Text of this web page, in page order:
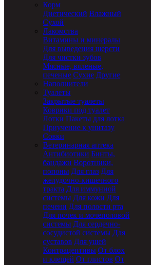
Корм
Диетический Влажный
Сухой
Лакомства
Витамины и минералы
Для выведения шерсти
Для чистки зубов
Мясные, вяленые,
печеные Сухие Другие
Наполнители
Туалеты
Закрытые туалеты
Коврики под туалет
Лотки Пакеты для лотка
Приучение к унитазу
Совки
Ветеринарная аптека
Антибиотики Бинты,
бандажи Воротники,
попоны Для глаз Для
желудочно-кишечного
тракта Для иммунной
системы Для кожи Для
печени Для полости рта
Для почек и мочеполовой
системы Для сердечно-
сосудистой системы Для
суставов Для ушей
Контрацептивы От блох
и клещей От глистов От